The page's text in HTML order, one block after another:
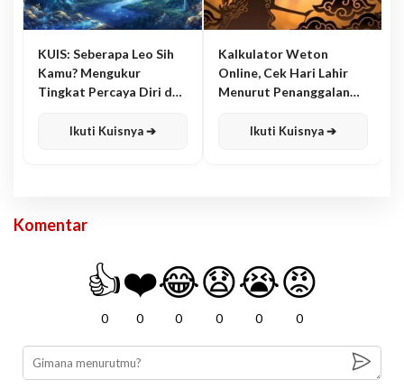
KUIS: Seberapa Leo Sih
Kamu? Mengukur
Tingkat Percaya Diri dan
Ikuti Kuisnya ➔
Kalkulator Weton
Online, Cek Hari Lahir
Menurut Penanggalan
Ikuti Kuisnya ➔
Komentar
👍
0
❤️
0
😂
0
😧
0
😭
0
😡
0